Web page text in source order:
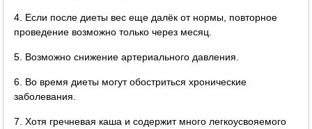
4. Если после диеты вес еще далёк от нормы, повторное
проведение возможно только через месяц.
5. Возможно снижение артериального давления.
6. Во время диеты могут обостриться хронические
заболевания.
7. Хотя гречневая каша и содержит много легкоусвояемого